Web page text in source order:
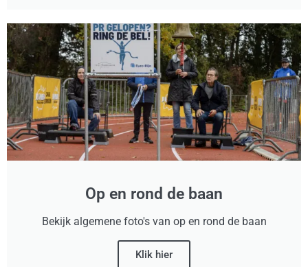
Op en rond de baan
Bekijk algemene foto's van op en rond de baan
Klik hier